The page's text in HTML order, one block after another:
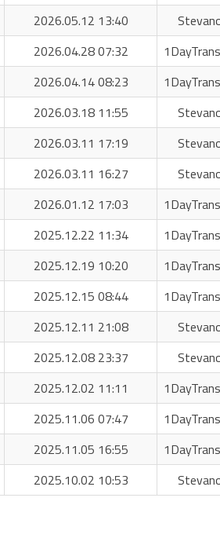
2026.05.12 13:40
2026.04.28 07:32
2026.04.14 08:23
2026.03.18 11:55
2026.03.11 17:19
2026.03.11 16:27
2026.01.12 17:03
2025.12.22 11:34
2025.12.19 10:20
2025.12.15 08:44
2025.12.11 21:08
2025.12.08 23:37
2025.12.02 11:11
2025.11.06 07:47
2025.11.05 16:55
2025.10.02 10:53